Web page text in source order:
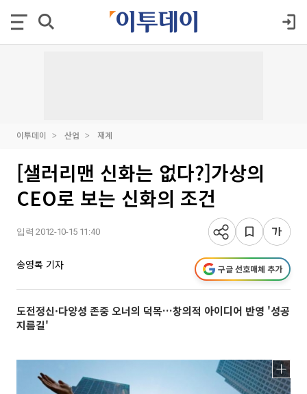
이투데이 산업 재계
[샐러리맨 신화는 없다?]가상의
CEO로 보는 신화의 조건
입력 2012-10-15 11:40
송영록 기자 구글 선호매체 추가
도전정신·다양성 존중 오너의 덕목…창의적 아이디어 반영 '성공
지름길'